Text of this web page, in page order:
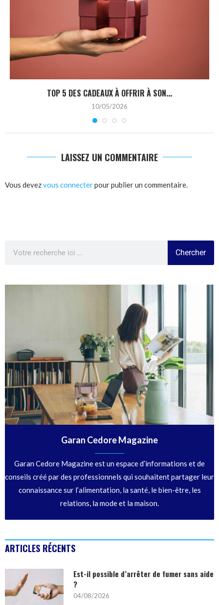
TOP 5 DES CADEAUX À OFFRIR À SON...
10/05/2026
LAISSEZ UN COMMENTAIRE
Vous devezvous connecterpour publier un commentaire.
Chercher
Garan Cedore Magazine
Garan Cedore Magazine est un espace d’informations et de
conseils créé par des professionnels qui souhaitent partager leur
connaissance sur l’alimentation, la santé, le bien-être, les
relations, la mode et la maison.
ARTICLES RÉCENTS
Est-il possible d’arrêter de fumer sans aide
?
04/08/2026